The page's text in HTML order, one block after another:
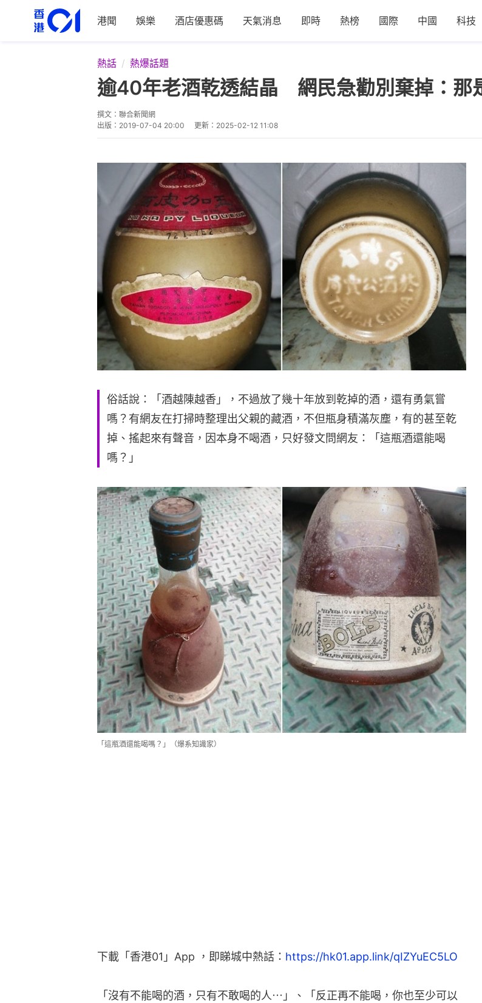
港聞 娛樂 酒店優惠碼 天氣消息 即時 熱榜 國際 中國 科技
熱話 熱爆話題
逾40年老酒乾透結晶 網民急勸別棄掉：那
撰文： 聯合新聞網
出版： 2019-07-04 20:00 更新： 2025-02-12 11:08
俗話說：「酒越陳越香」，不過放了幾十年放到乾掉的酒，還有勇氣嘗
嗎？有網友在打掃時整理出父親的藏酒，不但瓶身積滿灰塵，有的甚至乾
掉、搖起來有聲音，因本身不喝酒，只好發文問網友：「這瓶酒還能喝
嗎？」
「這瓶酒還能喝嗎？」（爆系知識家）
下載「香港01」App ，即睇城中熱話： https://hk01.app.link/qIZYuEC5LO
「沒有不能喝的酒，只有不敢喝的人⋯」、「反正再不能喝，你也至少可以